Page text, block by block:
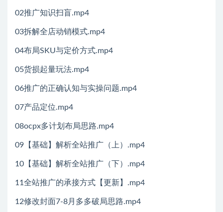
02推广知识扫盲.mp4
03拆解全店动销模式.mp4
04布局SKU与定价方式.mp4
05货损起量玩法.mp4
06推广的正确认知与实操问题.mp4
07产品定位.mp4
08ocpx多计划布局思路.mp4
09【基础】解析全站推广（上）.mp4
10【基础】解析全站推广（下）.mp4
11全站推广的承接方式【更新】.mp4
12修改封面7-8月多多破局思路.mp4